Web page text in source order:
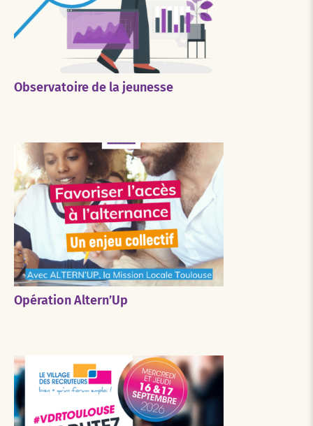
Observatoire de la jeunesse
Opération Altern’Up